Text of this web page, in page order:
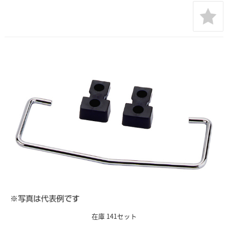
在庫 141セット